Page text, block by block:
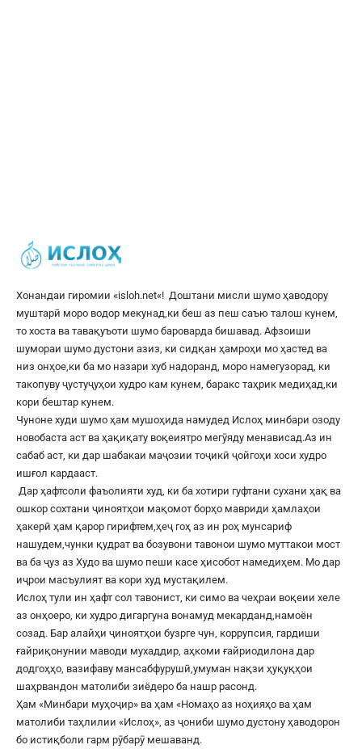
Хонандаи гиромии «isloh.net«! Доштани мисли шумо ҳаводору
муштарӣ моро водор мекунад,ки беш аз пеш саъю талош кунем,
то хоста ва тавақуъоти шумо бароварда бишавад. Афзоиши
шумораи шумо дустони азиз, ки сидқан ҳамроҳи мо ҳастед ва
низ онҳое,ки ба мо назари хуб надоранд, моро намегузорад, ки
такопуву ҷустуҷуҳои худро кам кунем, баракс таҳрик медиҳад,ки
кори бештар кунем.
Чуноне худи шумо ҳам мушоҳида намудед Ислоҳ минбари озоду
новобаста аст ва ҳақиқату воқеиятро мегӯяду менависад.Аз ин
сабаб аст, ки дар шабакаи маҷозии тоҷикӣ ҷойгоҳи хоси худро
ишғол кардааст.
Дар ҳафтсоли фаъолияти худ, ки ба хотири гуфтани сухани ҳақ ва
ошкор сохтани ҷиноятҳои мақомот борҳо мавриди ҳамлаҳои
ҳакерӣ ҳам қарор гирифтем,ҳеҷ гоҳ аз ин роҳ мунсариф
нашудем,чунки қудрат ва бозувони тавонои шумо муттакои мост
ва ба ҷуз аз Худо ва шумо пеши касе ҳисобот намедиҳем. Мо дар
иҷрои масъулият ва кори худ мустақилем.
Ислоҳ тули ин ҳафт сол тавонист, ки симо ва чеҳраи воқеии хеле
аз онҳоеро, ки худро дигаргуна вонамуд мекарданд,намоён
созад. Бар алайҳи ҷиноятҳои бузрге чун, коррупсия, гардиши
ғайриқонунии маводи мухаддир, аҳкоми ғайриодилона дар
додгоҳҳо, вазифаву мансабфурушӣ,умуман нақзи ҳуқуқҳои
шаҳрвандон матолиби зиёдеро ба нашр расонд.
Ҳам «Минбари муҳоҷир» ва ҳам «Номаҳо аз ноҳияҳо ва ҳам
матолиби таҳлилии «Ислоҳ», аз ҷониби шумо дустону ҳаводорон
бо истиқболи гарм рӯбарӯ мешаванд.